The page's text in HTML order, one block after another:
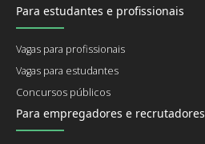
Para estudantes e profissionais
Vagas para profissionais
Vagas para estudantes
Concursos públicos
Para empregadores e recrutadores